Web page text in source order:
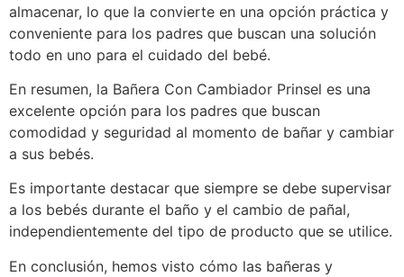
almacenar, lo que la convierte en una opción práctica y
conveniente para los padres que buscan una solución
todo en uno para el cuidado del bebé.
En resumen, la Bañera Con Cambiador Prinsel es una
excelente opción para los padres que buscan
comodidad y seguridad al momento de bañar y cambiar
a sus bebés.
Es importante destacar que siempre se debe supervisar
a los bebés durante el baño y el cambio de pañal,
independientemente del tipo de producto que se utilice.
En conclusión, hemos visto cómo las bañeras y